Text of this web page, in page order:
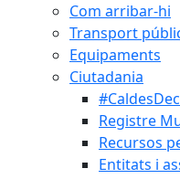
Com arribar-hi
Transport
Equipaments
Ciutadania
Registre
Recursos
Entitats i